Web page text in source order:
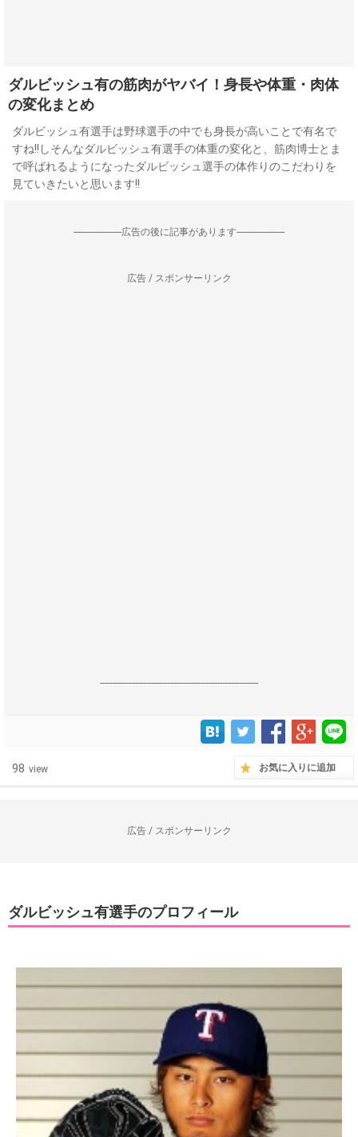
ダルビッシュ有の筋肉がヤバイ！身長や体重・肉体
の変化まとめ
ダルビッシュ有選手は野球選手の中でも身長が高いことで有名で
すね!!しそんなダルビッシュ有選手の体重の変化と、筋肉博士とま
で呼ばれるようになったダルビッシュ選手の体作りのこだわりを
見ていきたいと思います!!
--------------------広告の後に記事があります--------------------
広告 / スポンサーリンク
------------------------------------------------------------------
98 view お気に入りに追加
広告 / スポンサーリンク
ダルビッシュ有選手のプロフィール